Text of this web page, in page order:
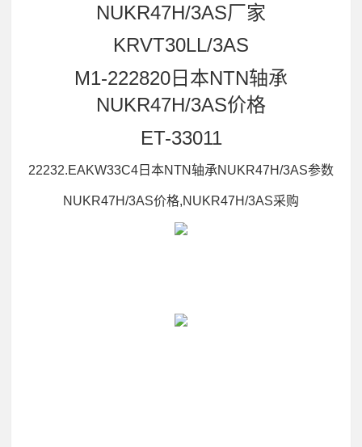
NUKR47H/3AS厂家
KRVT30LL/3AS
M1-222820日本NTN轴承
NUKR47H/3AS价格
ET-33011
22232.EAKW33C4日本NTN轴承NUKR47H/3AS参数
NUKR47H/3AS价格,NUKR47H/3AS采购